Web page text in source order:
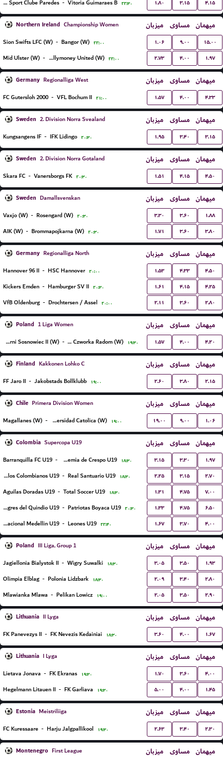
Uniao Sport Clube Paredes - Vitoria Guimaraes B ۲۲:۳۰ ۱.۸۰ ۳.۱۵ ۴.۱۵
Northern Ireland Championship Women میزبان مساوی میهمان
Sion Swifts LFC (W) - Bangor (W) ۲۲:۰۰ ۱.۰۶ ۹.۰۰ ۱۵.۰۰
Mid Ulster (W) - Ballymoney United (W) ۲۲:۰۰ ۲.۷۳ ۴.۰۰ ۱.۹۷
Germany Regionalliga West میزبان مساوی میهمان
FC Gutersloh 2000 - VFL Bochum II ۲۱:۰۰ ۱.۵۷ ۴.۰۰ ۴.۳۳
Sweden 2. Division Norra Svealand میزبان مساوی میهمان
Kungsangens IF - IFK Lidingo ۲۰:۳۰ ۱.۹۵ ۳.۴۰ ۳.۱۵
Sweden 2. Division Norra Gotaland میزبان مساوی میهمان
Skara FC - Vanersborgs FK ۲۰:۳۰ ۱.۵۱ ۴.۱۵ ۴.۵۰
Sweden Damallsvenskan میزبان مساوی میهمان
Vaxjo (W) - Rosengard (W) ۲۰:۳۰ ۳.۳۰ ۳.۶۰ ۱.۸۸
AIK (W) - Brommapojkarna (W) ۲۰:۳۰ ۱.۷۱ ۳.۶۰ ۳.۸۰
Germany Regionalliga North میزبان مساوی میهمان
Hannover 96 II - HSC Hannover ۲۰:۰۰ ۱.۵۳ ۴.۳۳ ۴.۵۰
Kickers Emden - Hamburger SV II ۲۰:۳۰ ۱.۶۱ ۴.۱۵ ۴.۲۵
VfB Oldenburg - Drochtersen / Assel ۲۰:۰۰ ۲.۱۱ ۳.۶۰ ۲.۸۰
Poland 1 Liga Women میزبان مساوی میهمان
Czarni Sosnowiec II (W) - Sportowa Czworka Radom (W) ۱۹:۳۰ ۱.۵۷ ۴.۰۰ ۴.۲۰
Finland Kakkonen Lohko C میزبان مساوی میهمان
FF Jaro II - Jakobstads Bollklubb ۱۹:۰۰ ۲.۶۰ ۳.۸۰ ۲.۱۵
Chile Primera Division Women میزبان مساوی میهمان
Magallanes (W) - Universidad Catolica (W) ۱۹:۰۰ ۱۹.۰۰ ۹.۰۰ ۱.۰۶
Colombia Supercopa U19 میزبان مساوی میهمان
Barranquilla FC U19 - Academia de Crespo U19 ۱۸:۳۰ ۳.۱۵ ۳.۳۰ ۱.۹۷
Sellos Colombianos U19 - Real Santuario U19 ۱۸:۳۰ ۲.۲۵ ۳.۱۵ ۲.۷۰
Aguilas Doradas U19 - Total Soccer U19 ۱۸:۳۰ ۱.۳۱ ۴.۷۵ ۷.۰۰
Tigres del Quindio U19 - Patriotas Boyaca U19 ۲۰:۳۰ ۱.۳۳ ۴.۷۵ ۶.۵۰
Atletico Nacional Medellin U19 - Leones U19 ۲۲:۴۰ ۱.۶۷ ۳.۷۰ ۴.۰۰
Poland III Liga, Group 1 میزبان مساوی میهمان
Jagiellonia Bialystok II - Wigry Suwalki ۱۸:۳۰ ۳.۰۵ ۳.۵۰ ۱.۹۳
Olimpia Elblag - Polonia Lidzbark ۱۸:۳۰ ۲.۰۹ ۳.۴۰ ۲.۸۰
Mlawianka Mlawa - Pelikan Lowicz ۱۹:۰۰ ۲.۰۵ ۳.۵۰ ۲.۹۰
Lithuania II Lyga میزبان مساوی میهمان
FK Panevezys II - FK Nevezis Kedainiai ۱۸:۳۰ ۳.۶۰ ۴.۰۰ ۱.۶۷
Lithuania I Lyga میزبان مساوی میهمان
Lietava Jonava - FK Ekranas ۱۹:۳۰ ۱.۷۰ ۳.۶۰ ۴.۰۰
Hegelmann Litauen II - FK Garliava ۱۹:۳۰ ۵.۰۰ ۴.۰۰ ۱.۴۵
Estonia Meistriliiga میزبان مساوی میهمان
FC Kuressaare - Harju Jalgpallikool ۱۹:۳۰ ۲.۶۳ ۳.۴۰ ۲.۳۰
Montenegro First League میزبان مساوی میهمان